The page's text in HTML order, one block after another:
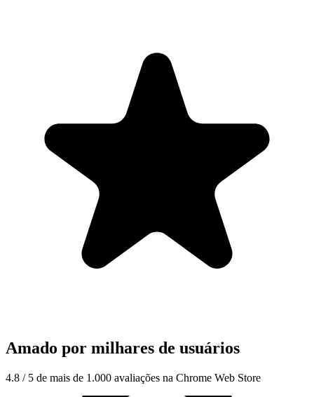
Amado por milhares de usuários
4.8 / 5 de mais de 1.000 avaliações na Chrome Web Store